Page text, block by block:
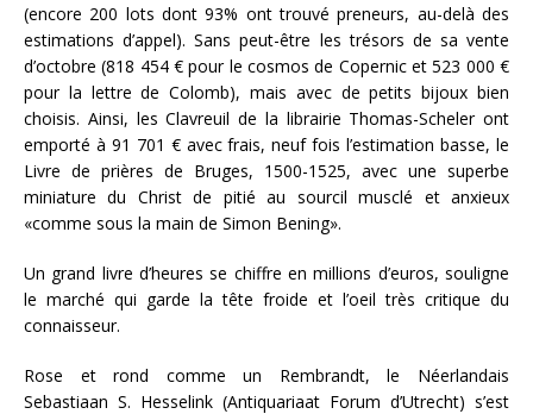
(encore 200 lots dont 93% ont trouvé preneurs, au-delà des
estimations d’appel). Sans peut-être les trésors de sa vente
d’octobre (818 454 € pour le cosmos de Copernic et 523 000 €
pour la lettre de Colomb), mais avec de petits bijoux bien
choisis. Ainsi, les Clavreuil de la librairie Thomas-Scheler ont
emporté à 91 701 € avec frais, neuf fois l’estimation basse, le
Livre de prières de Bruges, 1500-1525, avec une superbe
miniature du Christ de pitié au sourcil musclé et anxieux
«comme sous la main de Simon Bening».
Un grand livre d’heures se chiffre en millions d’euros, souligne
le marché qui garde la tête froide et l’oeil très critique du
connaisseur.
Rose et rond comme un Rembrandt, le Néerlandais
Sebastiaan S. Hesselink (Antiquariaat Forum d’Utrecht) s’est